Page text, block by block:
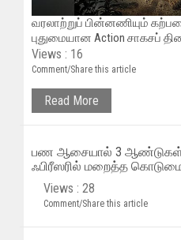
​வரலாற்றுப் பின்னணியும்
புதுமையான Action சாகசப்
Views : 16
Comment/Share this article
Read More
பண ஆசையால் 3 ஆண்டுகள்
ஃபிரீஸரில் மறைத்த
Views : 28
Comment/Share this article